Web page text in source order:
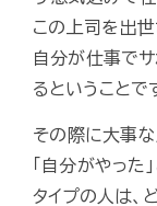
この上司を出世
自分が仕事で
るということで
その際に大事な
「自分がやった
タイプの人は、